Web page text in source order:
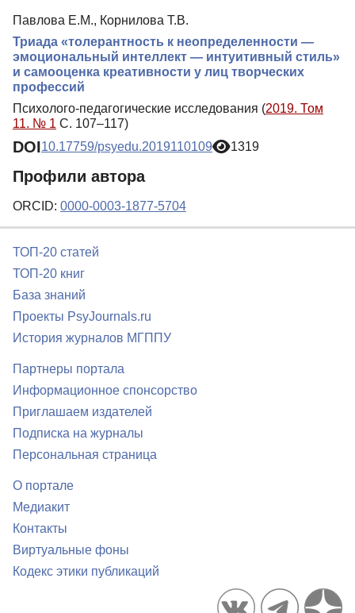
Павлова Е.М., Корнилова Т.В.
Триада «толерантность к неопределенности —
эмоциональный интеллект — интуитивный стиль»
и самооценка креативности у лиц творческих
профессий
Психолого-педагогические исследования (2019. Том
11. № 1 С. 107–117)
DOI10.17759/psyedu.2019110109 1319
Профили автора
ORCID: 0000-0003-1877-5704
ТОП-20 статей
ТОП-20 книг
База знаний
Проекты PsyJournals.ru
История журналов МГППУ
Партнеры портала
Информационное спонсорство
Приглашаем издателей
Подписка на журналы
Персональная страница
О портале
Медиакит
Контакты
Виртуальные фоны
Кодекс этики публикаций